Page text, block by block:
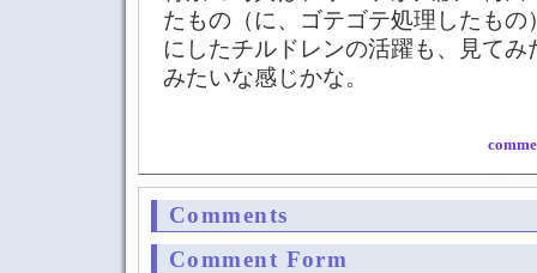
たもの（に、ゴテゴテ処理したもの
にしたチルドレンの活躍も、見てみ
みたいな感じかな。
Comments
Comment Form